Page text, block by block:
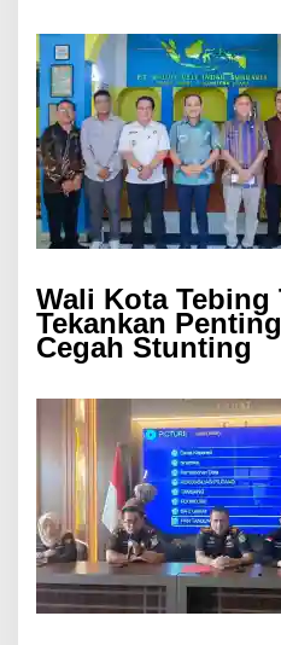
Wali Kota Tebing
Tekankan
Cegah Stunting